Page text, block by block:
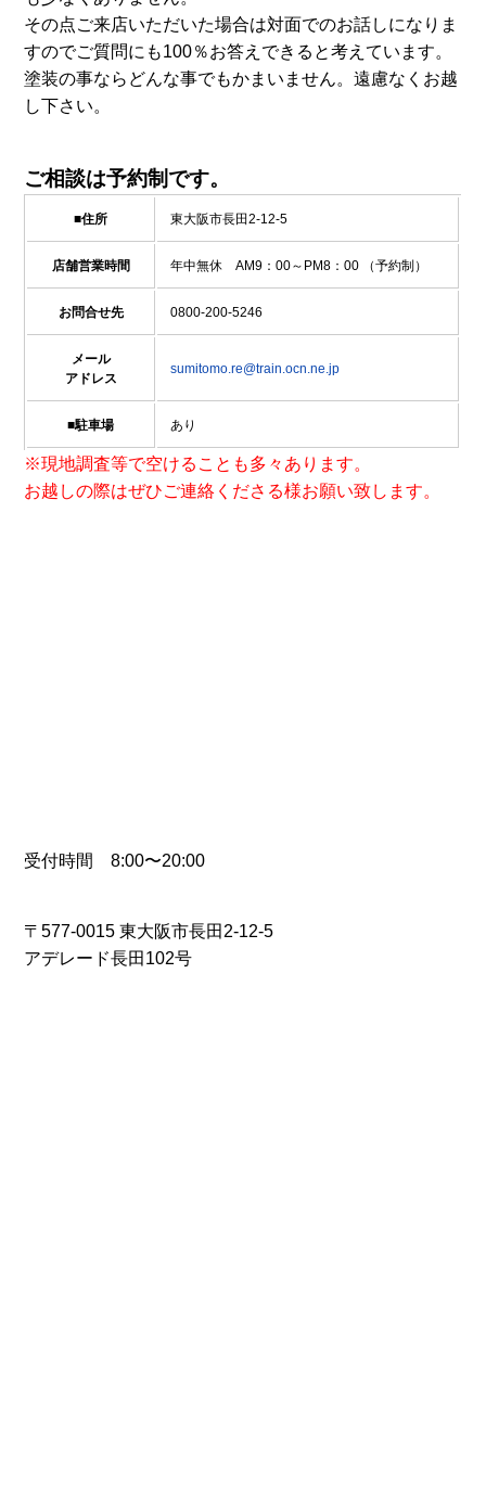
その点ご来店いただいた場合は対面でのお話しになりま
すのでご質問にも100％お答えできると考えています。
塗装の事ならどんな事でもかまいません。遠慮なくお越
し下さい。
ご相談は予約制です。
■住所 東大阪市長田2-12-5
店舗営業時間 年中無休 AM9：00～PM8：00 （予約制）
お問合せ先 0800-200-5246
メール
アドレス
sumitomo.re@train.ocn.ne.jp
■駐車場 あり
※現地調査等で空けることも多々あります。
お越しの際はぜひご連絡くださる様お願い致します。
受付時間 8:00〜20:00
〒577-0015 東大阪市長田2-12-5
アデレード長田102号